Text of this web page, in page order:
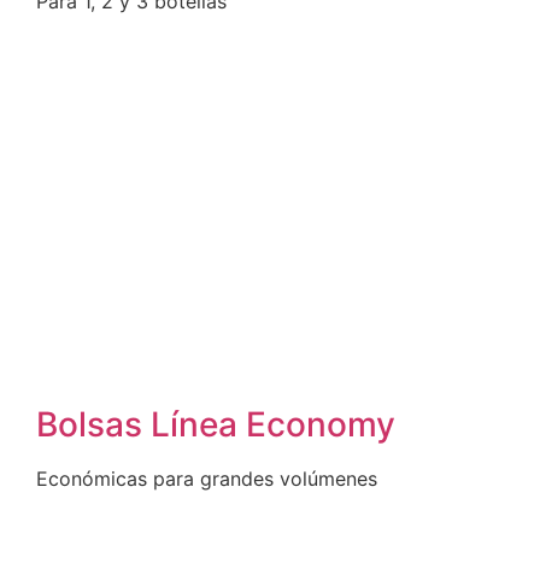
Bolsas Línea Economy
Económicas para grandes volúmenes